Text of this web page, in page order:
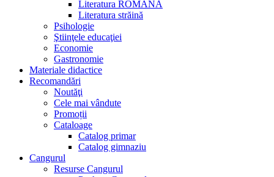
Literatura ROMANĂ
Literatura străină
Psihologie
Ştiinţele educaţiei
Economie
Gastronomie
Materiale didactice
Recomandări
Noutăţi
Cele mai vândute
Promoții
Cataloage
Catalog primar
Catalog gimnaziu
Cangurul
Resurse Cangurul